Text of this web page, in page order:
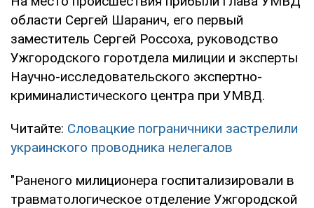
области Сергей Шаранич, его первый
заместитель Сергей Россоха, руководство
Ужгородского горотдела милиции и эксперты
Научно-исследовательского экспертно-
криминалистического центра при УМВД.
Читайте: Словацкие пограничники застрелили
украинского проводника нелегалов
"Раненого милиционера госпитализировали в
травматологическое отделение Ужгородской